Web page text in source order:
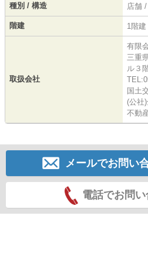
種別 / 構造 店舗
階建 1階建
取扱会社
有限
三重
ル３
国土
(公社
不動
メールでお問い
電話でお問